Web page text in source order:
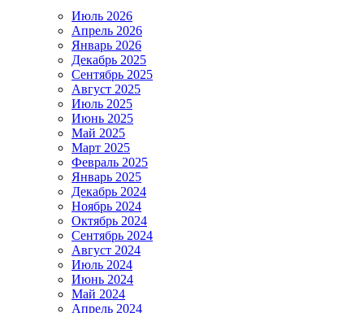
Июль 2026
Апрель 2026
Январь 2026
Декабрь 2025
Сентябрь 2025
Август 2025
Июль 2025
Июнь 2025
Май 2025
Март 2025
Февраль 2025
Январь 2025
Декабрь 2024
Ноябрь 2024
Октябрь 2024
Сентябрь 2024
Август 2024
Июль 2024
Июнь 2024
Май 2024
Апрель 2024